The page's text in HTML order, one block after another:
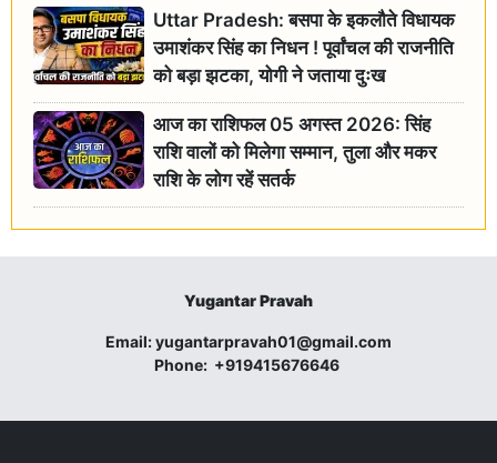
Uttar Pradesh: बसपा के इकलौते विधायक
उमाशंकर सिंह का निधन ! पूर्वांचल की राजनीति
को बड़ा झटका, योगी ने जताया दुःख
आज का राशिफल 05 अगस्त 2026: सिंह
राशि वालों को मिलेगा सम्मान, तुला और मकर
राशि के लोग रहें सतर्क
Yugantar Pravah
Email:yugantarpravah01@gmail.com
Phone: +919415676646